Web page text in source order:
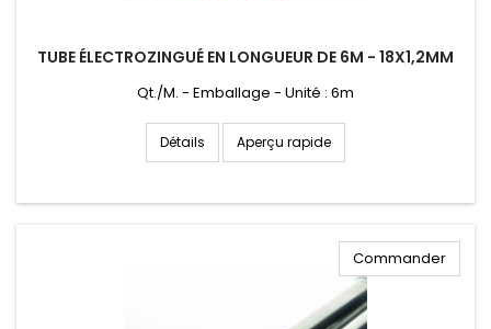
TUBE ÉLECTROZINGUÉ EN LONGUEUR DE 6M - 18X1,2MM
Qt./M. - Emballage - Unité : 6m
Détails Aperçu rapide
Commander